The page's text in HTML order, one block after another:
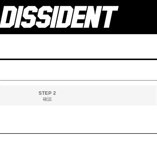
STEP 2
確認